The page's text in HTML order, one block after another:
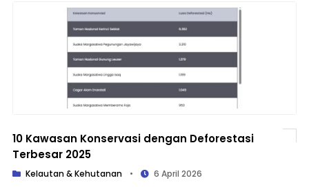
10 Kawasan Konservasi dengan Deforestasi
Terbesar 2025
Kelautan & Kehutanan • 6 April 2026